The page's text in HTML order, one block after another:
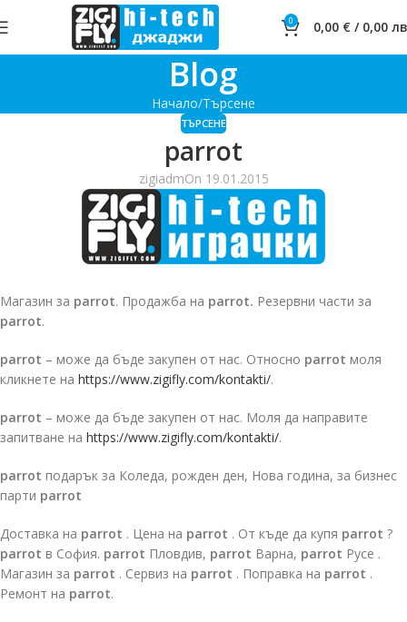
0 0,00 € / 0,00
Blog
Начало Търсене
ТЪРСЕНЕ
parrot
zigiadmOn 19.01.2015
Магазин за parrot. Продажба на parrot. Резервни части за
parrot.
parrot – може да бъде закупен от нас. Относно parrot моля
кликнете на https://www.zigifly.com/kontakti/.
parrot – може да бъде закупен от нас. Моля да направите
запитване на https://www.zigifly.com/kontakti/.
parrot подарък за Коледа, рожден ден, Нова година, за бизнес
парти parrot
Доставка на parrot . Цена на parrot . От къде да купя parrot ?
parrot в София. parrot Пловдив, parrot Варна, parrot Русе .
Магазин за parrot . Сервиз на parrot . Поправка на parrot .
Ремонт на parrot.